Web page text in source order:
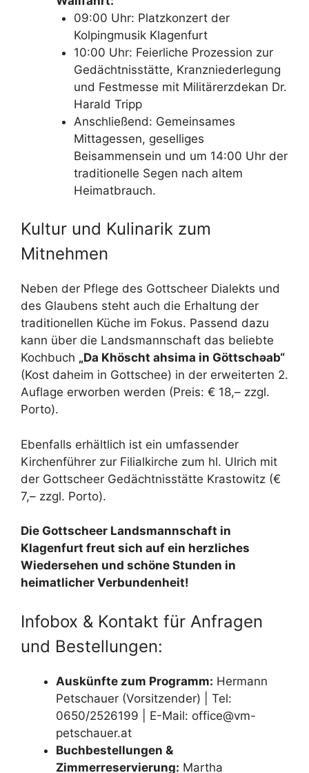
09:00 Uhr: Platzkonzert der
Kolpingmusik Klagenfurt
10:00 Uhr: Feierliche Prozession zur
Gedächtnisstätte, Kranzniederlegung
und Festmesse mit Militärerzdekan Dr.
Harald Tripp
Anschließend: Gemeinsames
Mittagessen, geselliges
Beisammensein und um 14:00 Uhr der
traditionelle Segen nach altem
Heimatbrauch.
Kultur und Kulinarik zum
Mitnehmen
Neben der Pflege des Gottscheer Dialekts und
des Glaubens steht auch die Erhaltung der
traditionellen Küche im Fokus. Passend dazu
kann über die Landsmannschaft das beliebte
Kochbuch „Da Khöscht ahsima in Göttschǝab“
(Kost daheim in Gottschee) in der erweiterten 2.
Auflage erworben werden (Preis: € 18,– zzgl.
Porto).
Ebenfalls erhältlich ist ein umfassender
Kirchenführer zur Filialkirche zum hl. Ulrich mit
der Gottscheer Gedächtnisstätte Krastowitz (€
7,– zzgl. Porto).
Die Gottscheer Landsmannschaft in
Klagenfurt freut sich auf ein herzliches
Wiedersehen und schöne Stunden in
heimatlicher Verbundenheit!
Infobox & Kontakt für Anfragen
und Bestellungen:
Auskünfte zum Programm: Hermann
Petschauer (Vorsitzender) | Tel:
0650/2526199 | E-Mail: office@vm-
petschauer.at
Buchbestellungen &
Zimmerreservierung: Martha